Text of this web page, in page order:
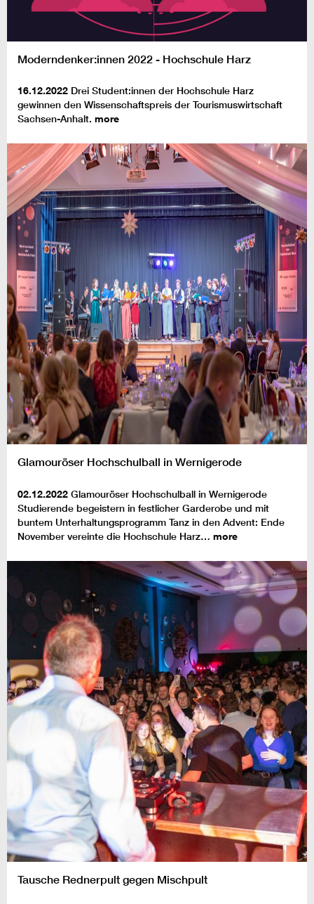
Moderndenker:innen 2022 - Hochschule Harz
16.12.2022 Drei Student:innen der Hochschule Harz
gewinnen den Wissenschaftspreis der Tourismuswirtschaft
Sachsen-Anhalt. more
Glamouröser Hochschulball in Wernigerode
02.12.2022 Glamouröser Hochschulball in Wernigerode
Studierende begeistern in festlicher Garderobe und mit
buntem Unterhaltungsprogramm Tanz in den Advent: Ende
November vereinte die Hochschule Harz… more
Tausche Rednerpult gegen Mischpult